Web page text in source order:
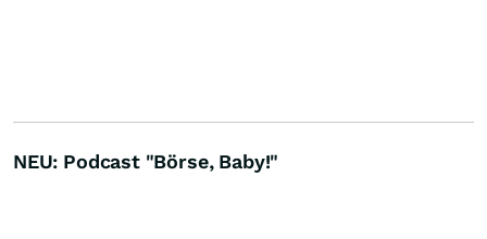
NEU: Podcast "Börse, Baby!"